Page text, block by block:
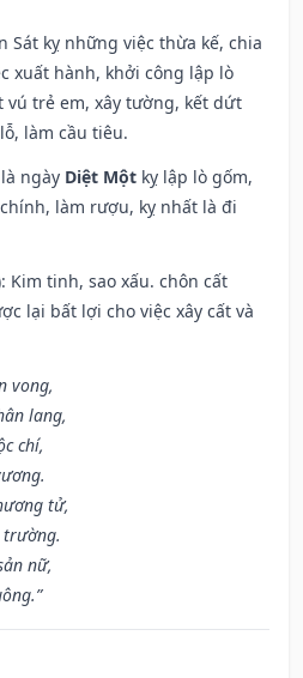
Sát kỵ những việc thừa kế, chia
xuất hành, khởi công lập lò
trẻ em, xây tường, kết dứt
làm cầu tiêu.
ngày Diệt Một kỵ lập lò gốm,
làm rượu, kỵ nhất là đi
Kim tinh, sao xấu. chôn cất
lại bất lợi cho việc xây cất và
vong,
lang,
chí,
tử,
nữ,